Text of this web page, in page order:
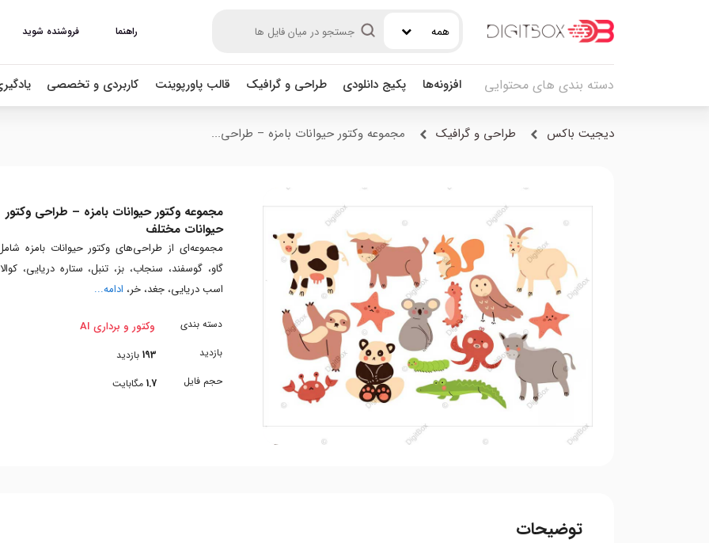
همه راهنما فروشنده شوید
دسته بندی های محتوایی افزونه‌ها پکیج دانلودی طراحی و گرافیک قالب پاورپوینت کاربردی و تخصصی
دیجیت باکس طراحی و گرافیک مجموعه وکتور حیوانات بامزه – طراحی...
مجموعه وکتور حیوانات بامزه – طراحی وکتور
حیوانات مختلف
مجموعه‌ای از طراحی‌های وکتور حیوانات بامزه
گاو، گوسفند، سنجاب، بز، تنبل، ستاره دریایی،
اسب دریایی، جغد، خر، ادامه...
دسته بندی
بازدید
حجم فایل
وکتور و برداری AI
193 بازدید
1.7 مگابایت
توضیحات